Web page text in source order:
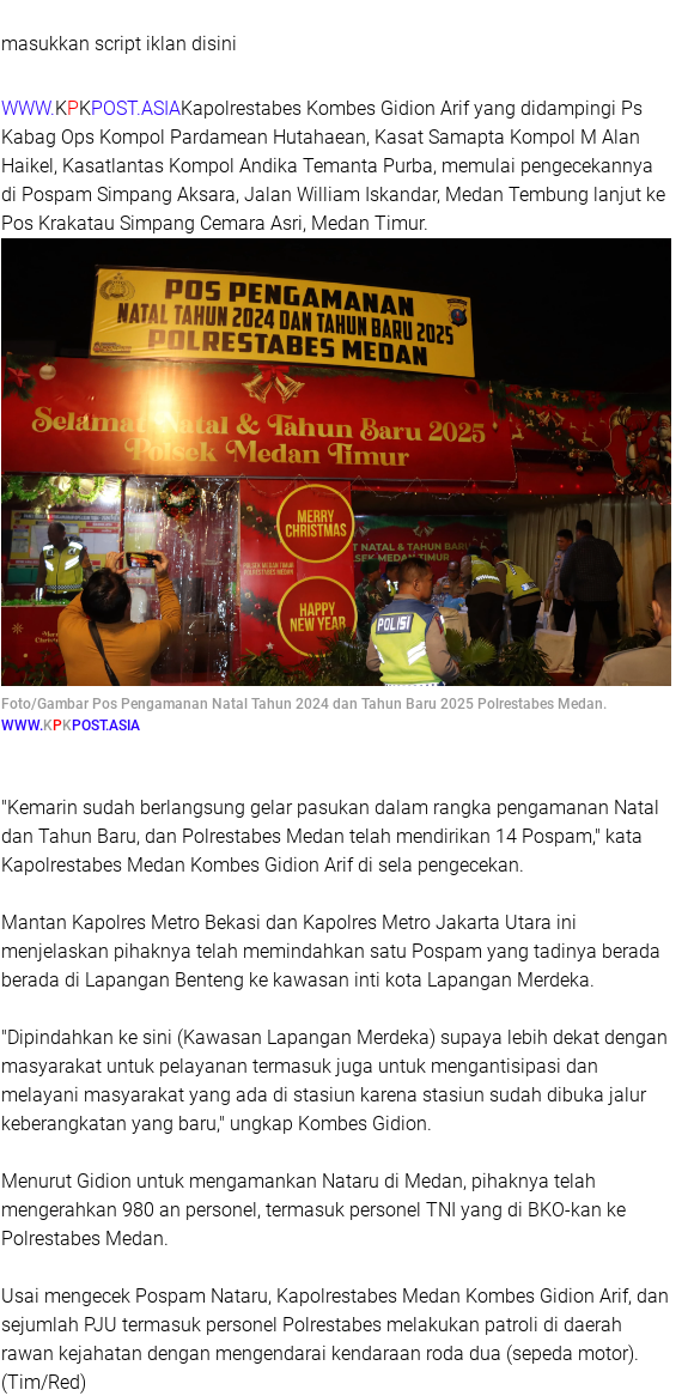
masukkan script iklan disini
WWW.KPKPOST.ASIAKapolrestabes Kombes Gidion Arif yang didampingi Ps
Kabag Ops Kompol Pardamean Hutahaean, Kasat Samapta Kompol M Alan
Haikel, Kasatlantas Kompol Andika Temanta Purba, memulai pengecekannya
di Pospam Simpang Aksara, Jalan William Iskandar, Medan Tembung lanjut ke
Pos Krakatau Simpang Cemara Asri, Medan Timur.
Foto/Gambar Pos Pengamanan Natal Tahun 2024 dan Tahun Baru 2025 Polrestabes Medan.
WWW.KPKPOST.ASIA
"Kemarin sudah berlangsung gelar pasukan dalam rangka pengamanan Natal
dan Tahun Baru, dan Polrestabes Medan telah mendirikan 14 Pospam," kata
Kapolrestabes Medan Kombes Gidion Arif di sela pengecekan.
Mantan Kapolres Metro Bekasi dan Kapolres Metro Jakarta Utara ini
menjelaskan pihaknya telah memindahkan satu Pospam yang tadinya berada
berada di Lapangan Benteng ke kawasan inti kota Lapangan Merdeka.
"Dipindahkan ke sini (Kawasan Lapangan Merdeka) supaya lebih dekat dengan
masyarakat untuk pelayanan termasuk juga untuk mengantisipasi dan
melayani masyarakat yang ada di stasiun karena stasiun sudah dibuka jalur
keberangkatan yang baru," ungkap Kombes Gidion.
Menurut Gidion untuk mengamankan Nataru di Medan, pihaknya telah
mengerahkan 980 an personel, termasuk personel TNI yang di BKO-kan ke
Polrestabes Medan.
Usai mengecek Pospam Nataru, Kapolrestabes Medan Kombes Gidion Arif, dan
sejumlah PJU termasuk personel Polrestabes melakukan patroli di daerah
rawan kejahatan dengan mengendarai kendaraan roda dua (sepeda motor).
(Tim/Red)